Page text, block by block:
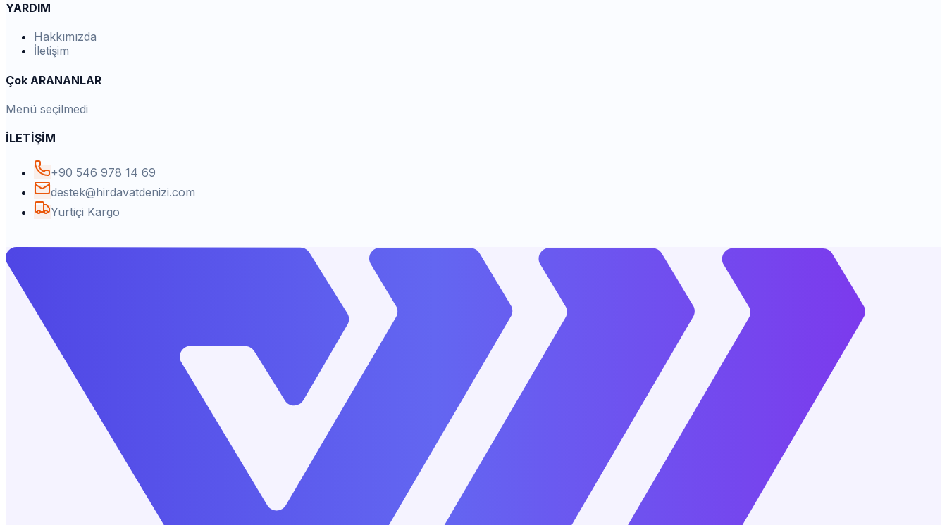
YARDIM
Hakkımızda
İletişim
Çok ARANANLAR
Menü seçilmedi
İLETİŞİM
+90 546 978 14 69
destek@hirdavatdenizi.com
Yurtiçi Kargo